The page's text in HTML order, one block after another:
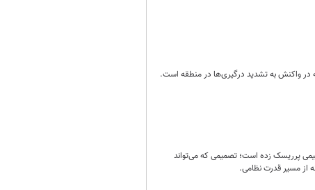
پرریسک زده است؛ تصمیمی که می‌تواند
از مسیر قدرت نظامی.